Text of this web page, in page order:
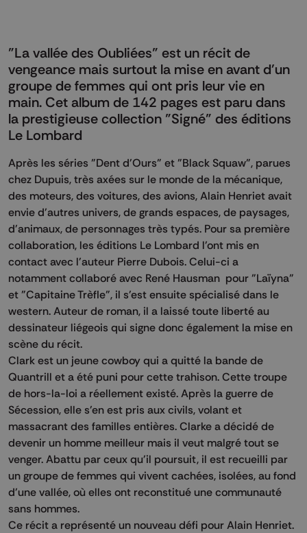
"La vallée des Oubliées" est un récit de
vengeance mais surtout la mise en avant d'un
groupe de femmes qui ont pris leur vie en
main. Cet album de 142 pages est paru dans
la prestigieuse collection "Signé" des éditions
Le Lombard
Après les séries "Dent d'Ours" et "Black Squaw", parues
chez Dupuis, très axées sur le monde de la mécanique,
des moteurs, des voitures, des avions, Alain Henriet avait
envie d'autres univers, de grands espaces, de paysages,
d'animaux, de personnages très typés. Pour sa première
collaboration, les éditions Le Lombard l'ont mis en
contact avec l'auteur Pierre Dubois. Celui-ci a
notamment collaboré avec René Hausman pour "Laïyna"
et "Capitaine Trèfle", il s'est ensuite spécialisé dans le
western. Auteur de roman, il a laissé toute liberté au
dessinateur liégeois qui signe donc également la mise en
scène du récit.
Clark est un jeune cowboy qui a quitté la bande de
Quantrill et a été puni pour cette trahison. Cette troupe
de hors-la-loi a réellement existé. Après la guerre de
Sécession, elle s'en est pris aux civils, volant et
massacrant des familles entières. Clarke a décidé de
devenir un homme meilleur mais il veut malgré tout se
venger. Abattu par ceux qu'il poursuit, il est recueilli par
un groupe de femmes qui vivent cachées, isolées, au fond
d'une vallée, où elles ont reconstitué une communauté
sans hommes.
Ce récit a représenté un nouveau défi pour Alain Henriet.